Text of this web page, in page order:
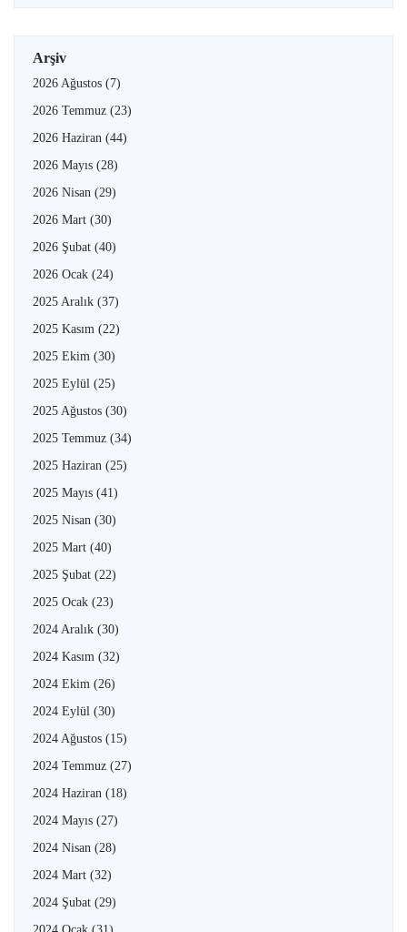
Arşiv
2026 Ağustos (7)
2026 Temmuz (23)
2026 Haziran (44)
2026 Mayıs (28)
2026 Nisan (29)
2026 Mart (30)
2026 Şubat (40)
2026 Ocak (24)
2025 Aralık (37)
2025 Kasım (22)
2025 Ekim (30)
2025 Eylül (25)
2025 Ağustos (30)
2025 Temmuz (34)
2025 Haziran (25)
2025 Mayıs (41)
2025 Nisan (30)
2025 Mart (40)
2025 Şubat (22)
2025 Ocak (23)
2024 Aralık (30)
2024 Kasım (32)
2024 Ekim (26)
2024 Eylül (30)
2024 Ağustos (15)
2024 Temmuz (27)
2024 Haziran (18)
2024 Mayıs (27)
2024 Nisan (28)
2024 Mart (32)
2024 Şubat (29)